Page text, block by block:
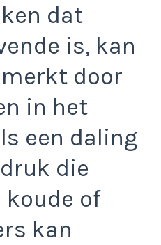
dat
is, kan
door
in het
een daling
die
koude of
kan